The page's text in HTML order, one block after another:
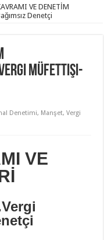
VE DENETİM
Denetçi
Müfettişi-
Denetimi, Manşet,Vergi
VE
Vergi